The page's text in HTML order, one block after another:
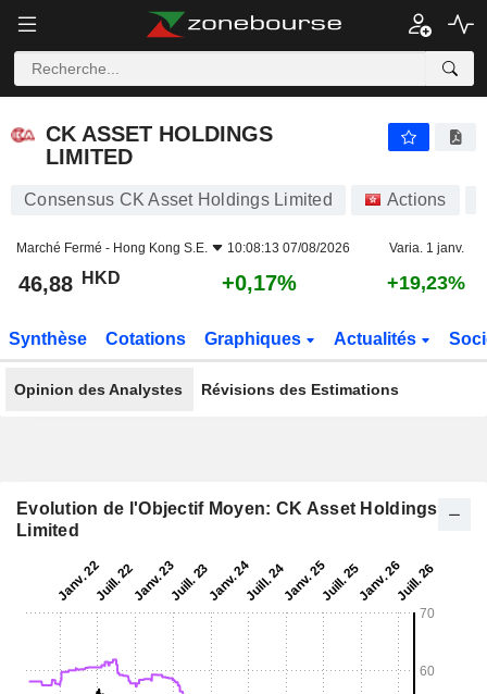
CK ASSET HOLDINGS
LIMITED
Consensus CK Asset Holdings Limited Actions
Marché Fermé - Hong Kong S.E. 10:08:13 07/08/2026 Varia. 1 janv.
46,88 HKD +0,17% +19,23%
Synthèse Cotations Graphiques Actualités
Opinion des Analystes Révisions des Estimations
Evolution de l'Objectif Moyen: CK Asset Holdings
Limited